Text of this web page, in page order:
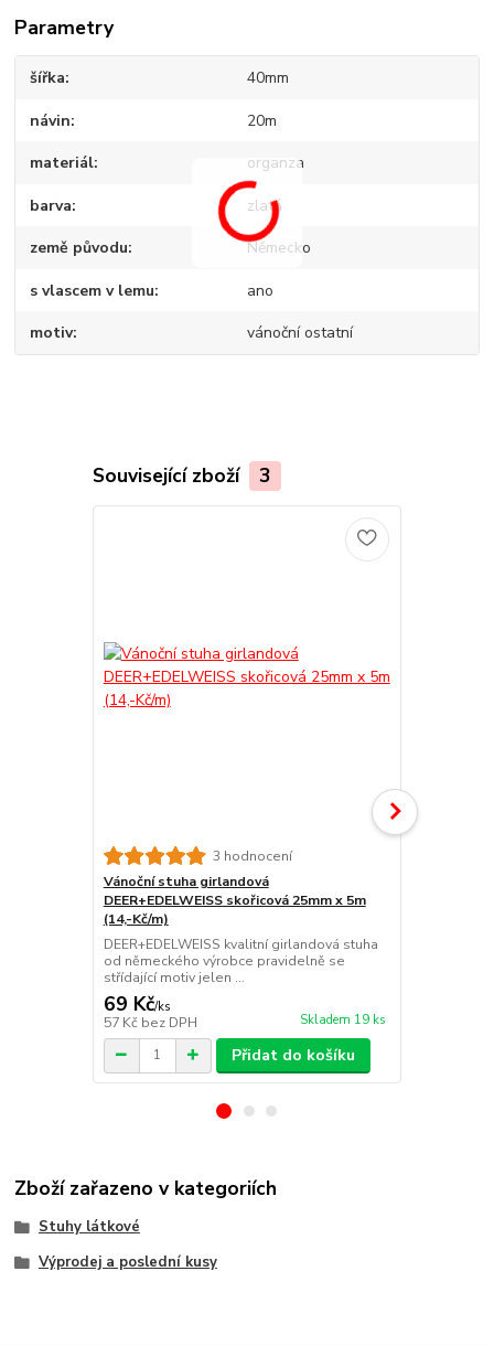
Parametry
šířka 40mm
návin 20m
materiál organza
barva zlatá
země původu Německo
s vlascem v lemu ano
motiv vánoční ostatní
Související zboží 3
3 hodnocení
Vánoční stuha girlandová
DEER+EDELWEISS skořicová 25mm x 5m
(14,-Kč/m)
DEER+EDELWEISS kvalitní girlandová stuha
od německého výrobce pravidelně se
střídající motiv jelen ...
69 Kč/ks
57 Kč bez DPH Skladem 19 ks
Přidat do košíku
Zboží zařazeno v kategoriích
Stuhy látkové
Výprodej a poslední kusy